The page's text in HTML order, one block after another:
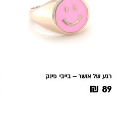
רגע של אושר – בייבי פינק
89
₪